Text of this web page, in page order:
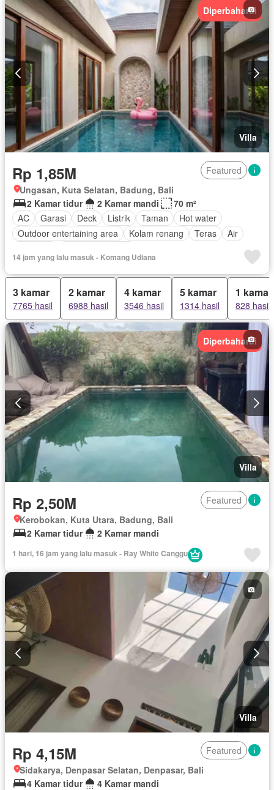
Diperbaharui
Villa
Rp 1,85M
Featured
Ungasan, Kuta Selatan, Badung, Bali
2 Kamar tidur
2 Kamar mandi
70 m²
AC
Garasi Deck Listrik Taman
Hot water
Outdoor entertaining area
Kolam renang Teras
Air
14 jam yang lalu masuk - Komang Udiana
3 kamar
7765 hasil
2 kamar
6988 hasil
4 kamar
3546 hasil
5 kamar
1314 hasil
1 kamar
828 hasil
Diperbaharui
Villa
Rp 2,50M
Featured
Kerobokan, Kuta Utara, Badung, Bali
2 Kamar tidur
2 Kamar mandi
1 hari, 16 jam yang lalu masuk - Ray White Canggu
Villa
Rp 4,15M
Featured
Sidakarya, Denpasar Selatan, Denpasar, Bali
4 Kamar tidur
4 Kamar mandi